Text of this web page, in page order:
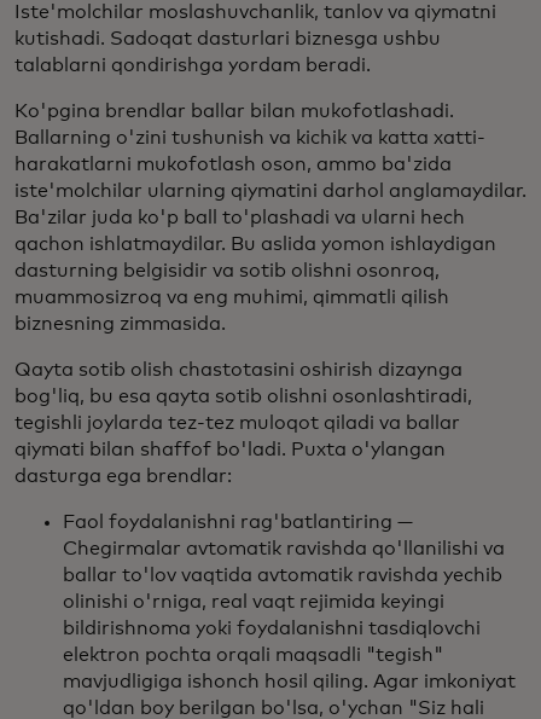
Iste'molchilar moslashuvchanlik, tanlov va qiymatni
kutishadi. Sadoqat dasturlari biznesga ushbu
talablarni qondirishga yordam beradi.
Ko'pgina brendlar ballar bilan mukofotlashadi.
Ballarning o'zini tushunish va kichik va katta xatti-
harakatlarni mukofotlash oson, ammo ba'zida
iste'molchilar ularning qiymatini darhol anglamaydilar.
Ba'zilar juda ko'p ball to'plashadi va ularni hech
qachon ishlatmaydilar. Bu aslida yomon ishlaydigan
dasturning belgisidir va sotib olishni osonroq,
muammosizroq va eng muhimi, qimmatli qilish
biznesning zimmasida.
Qayta sotib olish chastotasini oshirish dizaynga
bog'liq, bu esa qayta sotib olishni osonlashtiradi,
tegishli joylarda tez-tez muloqot qiladi va ballar
qiymati bilan shaffof bo'ladi. Puxta o'ylangan
dasturga ega brendlar:
Faol foydalanishni rag'batlantiring —
Chegirmalar avtomatik ravishda qo'llanilishi va
ballar to'lov vaqtida avtomatik ravishda yechib
olinishi o'rniga, real vaqt rejimida keyingi
bildirishnoma yoki foydalanishni tasdiqlovchi
elektron pochta orqali maqsadli "tegish"
mavjudligiga ishonch hosil qiling. Agar imkoniyat
qo'ldan boy berilgan bo'lsa, o'ychan "Siz hali